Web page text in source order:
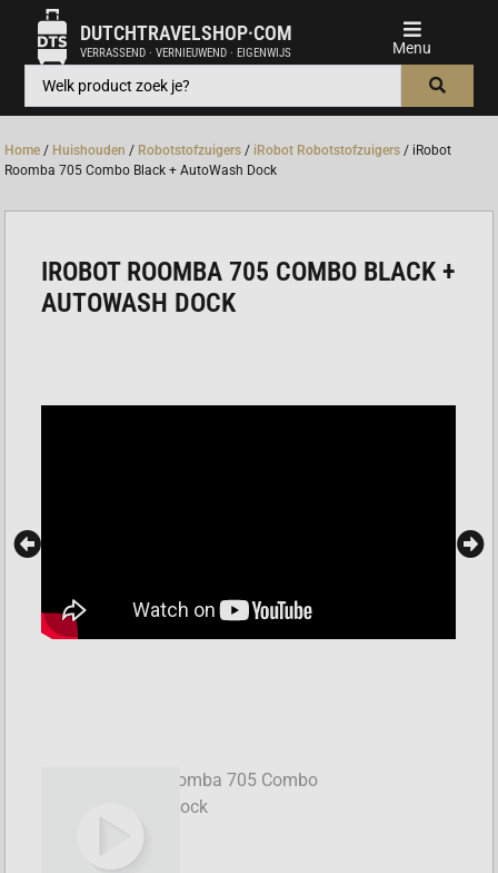
DUTCHTRAVELSHOP·COM
VERRASSEND · VERNIEUWEND · EIGENWIJS
Home / Huishouden / Robotstofzuigers / iRobot Robotstofzuigers / iRobot
Roomba 705 Combo Black + AutoWash Dock
IROBOT ROOMBA 705 COMBO BLACK +
AUTOWASH DOCK